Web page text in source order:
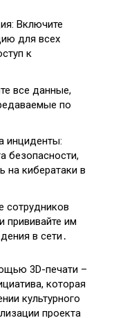
Включите
для всех
к
все данные,
по
инциденты:
безопасности,
на кибератаки в
сотрудников
прививайте им
в сети․
3D-печати –
которая
культурного
проекта